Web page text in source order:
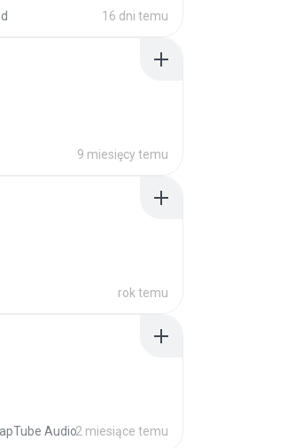
16 dni temu
9 miesięcy temu
rok temu
Audio2 miesiące temu